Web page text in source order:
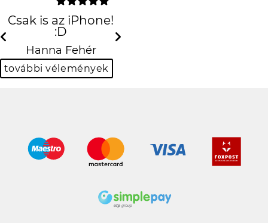
Csak is az iPhone!
:D
Hanna Fehér
Previous Next
további vélemények